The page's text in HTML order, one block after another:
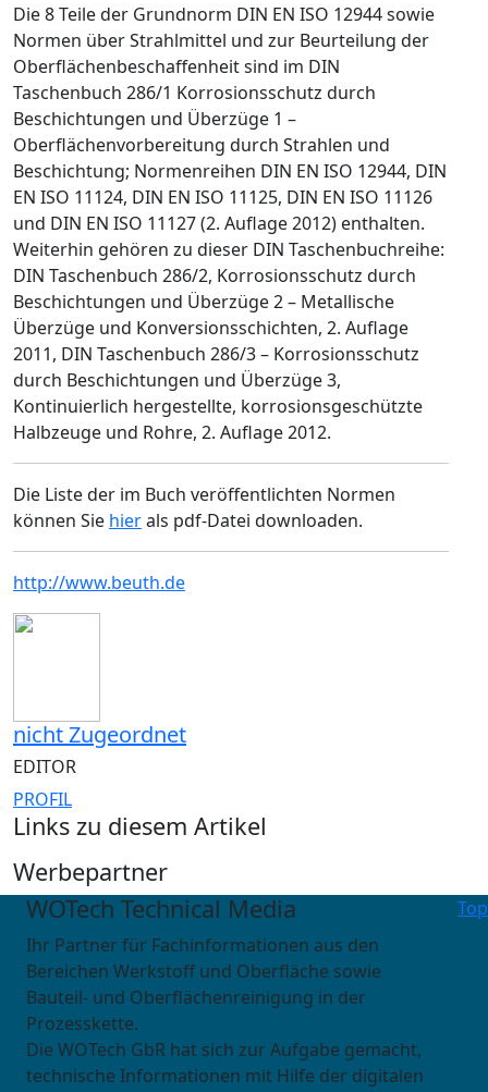
Die 8 Teile der Grundnorm DIN EN ISO 12944 sowie
Normen über Strahlmittel und zur Beurteilung der
Oberflächenbeschaffenheit sind im DIN
Taschenbuch 286/1 Korrosionsschutz durch
Beschichtungen und Überzüge 1 –
Oberflächenvorbereitung durch Strahlen und
Beschichtung; Normenreihen DIN EN ISO 12944, DIN
EN ISO 11124, DIN EN ISO 11125, DIN EN ISO 11126
und DIN EN ISO 11127 (2. Auflage 2012) enthalten.
Weiterhin gehören zu dieser DIN Taschenbuchreihe:
DIN Taschenbuch 286/2, Korrosionsschutz durch
Beschichtungen und Überzüge 2 – Metallische
Überzüge und Konversionsschichten, 2. Auflage
2011, DIN Taschenbuch 286/3 – Korrosionsschutz
durch Beschichtungen und Überzüge 3,
Kontinuierlich hergestellte, korrosionsgeschützte
Halbzeuge und Rohre, 2. Auflage 2012.
Die Liste der im Buch veröffentlichten Normen
können Sie hierals pdf-Datei downloaden.
http://www.beuth.de
nicht Zugeordnet
EDITOR
PROFIL
Links zu diesem Artikel
Werbepartner
Top
WOTech Technical Media
Ihr Partner für Fachinformationen aus den
Bereichen Werkstoff und Oberfläche sowie
Bauteil- und Oberflächenreinigung in der
Prozesskette.
Die WOTech GbR hat sich zur Aufgabe gemacht,
technische Informationen mit Hilfe der digitalen